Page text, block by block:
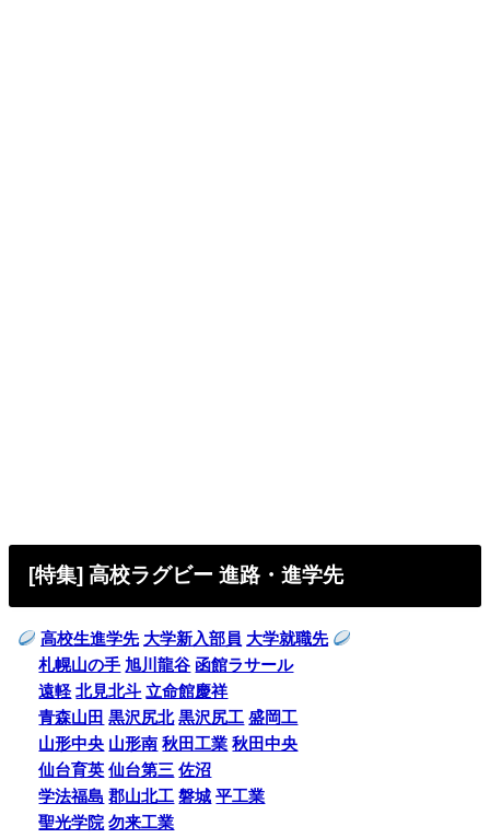
[特集] 高校ラグビー 進路・進学先
高校生進学先 大学新入部員 大学就職先
札幌山の手 旭川龍谷 函館ラサール
遠軽 北見北斗 立命館慶祥
青森山田 黒沢尻北 黒沢尻工 盛岡工
山形中央 山形南 秋田工業 秋田中央
仙台育英 仙台第三 佐沼
学法福島 郡山北工 磐城 平工業
聖光学院 勿来工業